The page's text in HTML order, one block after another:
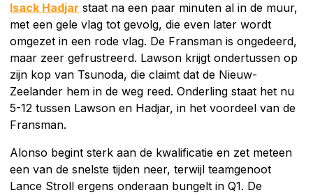
Isack Hadjar staat na een paar minuten al in de muur,
met een gele vlag tot gevolg, die even later wordt
omgezet in een rode vlag. De Fransman is ongedeerd,
maar zeer gefrustreerd. Lawson krijgt ondertussen op
zijn kop van Tsunoda, die claimt dat de Nieuw-
Zeelander hem in de weg reed. Onderling staat het nu
5-12 tussen Lawson en Hadjar, in het voordeel van de
Fransman.
Alonso begint sterk aan de kwalificatie en zet meteen
een van de snelste tijden neer, terwijl teamgenoot
Lance Stroll ergens onderaan bungelt in Q1. De